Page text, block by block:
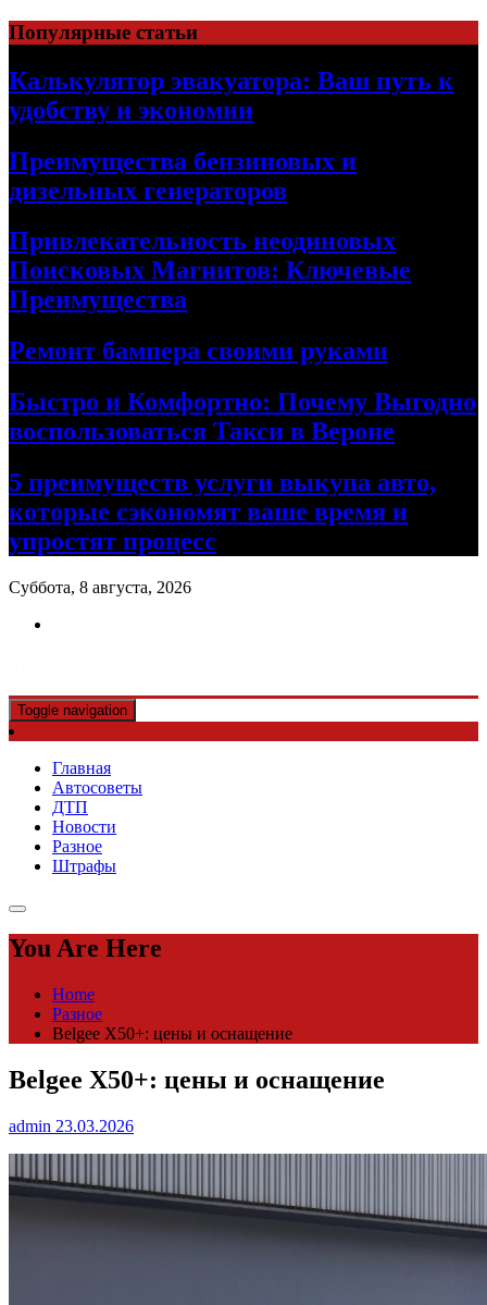
Skip
to
content
Популярные статьи
Калькулятор эвакуатора: Ваш путь к
удобству и экономии
Преимущества бензиновых и
дизельных генераторов
Привлекательность неодиновых
Поисковых Магнитов: Ключевые
Преимущества
Ремонт бампера своими руками
Быстро и Комфортно: Почему Выгодно
воспользоваться Такси в Вероне
5 преимуществ услуги выкупа авто,
которые сэкономят ваше время и
упростят процесс
Суббота, 8 августа, 2026
Toggle navigation
Главная
Автосоветы
ДТП
Новости
Разное
Штрафы
You Are Here
Home
Разное
Belgee X50+: цены и оснащение
Belgee X50+: цены и оснащение
admin 23.03.2026